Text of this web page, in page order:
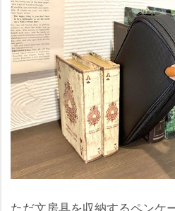
ただ文房具を収納するペンケ